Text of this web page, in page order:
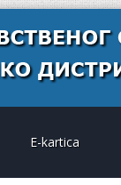
E-kartica